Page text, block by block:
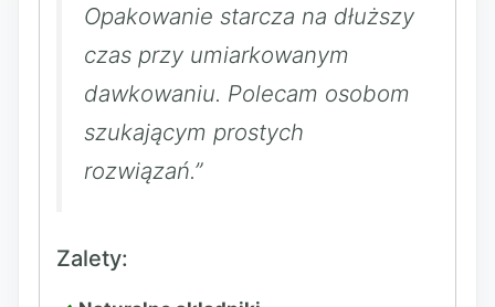
Opakowanie starcza na dłuższy
czas przy umiarkowanym
dawkowaniu. Polecam osobom
szukającym prostych
rozwiązań.”
Zalety: